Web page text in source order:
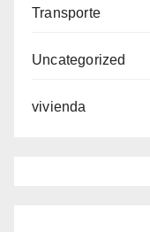
Transporte
Uncategorized
vivienda